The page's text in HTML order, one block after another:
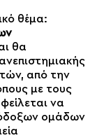
θέμα:
θα
από την
με τους
να
ομάδων